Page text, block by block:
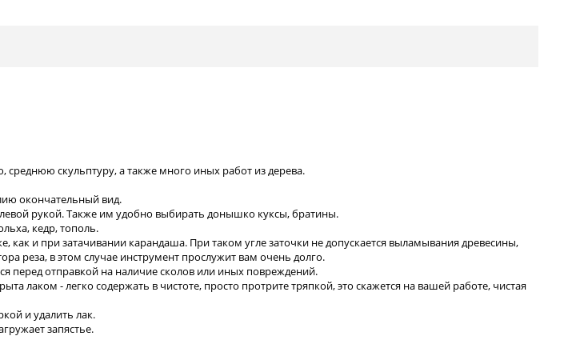
скульптуру, а также много иных работ из дерева.
окончательный вид.
рукой. Также им удобно выбирать донышко куксы, братины.
кедр, тополь.
как и при затачивании карандаша. При таком угле заточки не допускается выламывания древесины,
реза, в этом случае инструмент прослужит вам очень долго.
перед отправкой на наличие сколов или иных повреждений.
лаком - легко содержать в чистоте, просто протрите тряпкой, это скажется на вашей работе, чистая
и удалить лак.
запястье.